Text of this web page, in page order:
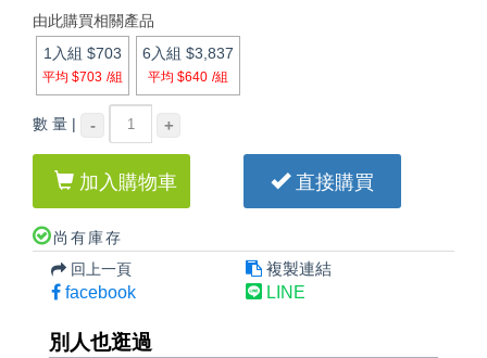
由此購買相關產品
1入組 $703
平均 $703 /組
6入組 $3,837
平均 $640 /組
數 量 | - +
加入購物車 直接購買
尚有庫存
回上一頁
複製連結
facebook
LINE
別人也逛過